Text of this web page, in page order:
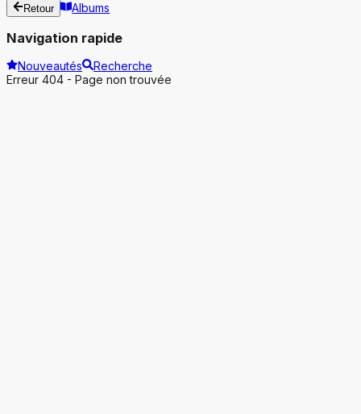
Retour Albums
Navigation rapide
Nouveautés
Recherche
Erreur 404 - Page non trouvée